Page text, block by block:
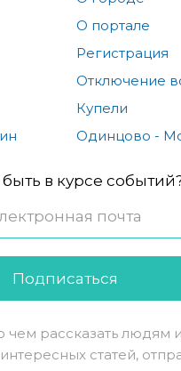
О портале
Регистрация
Отключение
Купели
Одинцово -
быть в курсе
Подписаться
чем рассказать людям
статей,